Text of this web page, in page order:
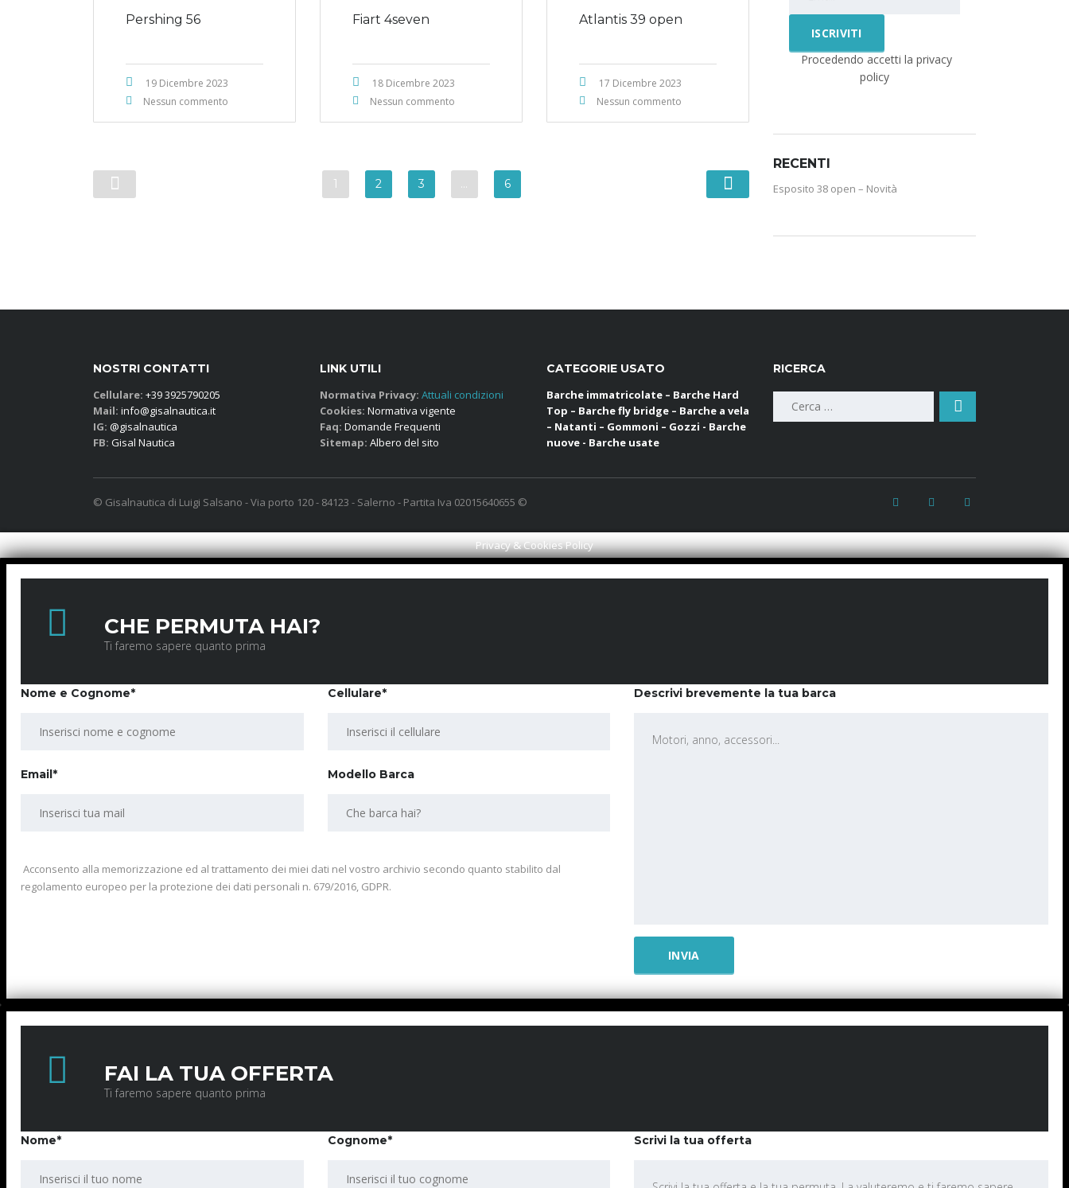
Pershing 56
19 Dicembre 2023
Nessun commento
Fiart 4seven
18 Dicembre 2023
Nessun commento
Atlantis 39 open
17 Dicembre 2023
Nessun commento
1 2 3 … 6
Procedendo accetti la privacy
policy
RECENTI
Esposito 38 open – Novità
NOSTRI CONTATTI
Cellulare: +39 3925790205
Mail: info@gisalnautica.it
IG: @gisalnautica
FB: Gisal Nautica
LINK UTILI
Normativa Privacy: Attuali condizioni
Cookies: Normativa vigente
Faq: Domande Frequenti
Sitemap: Albero del sito
CATEGORIE USATO
Barche immatricolate – Barche Hard
Top – Barche fly bridge – Barche a vela
– Natanti – Gommoni – Gozzi - Barche
nuove - Barche usate
RICERCA
Ricerca
© Gisalnautica di Luigi Salsano - Via porto 120 - 84123 - Salerno - Partita Iva 02015640655 ©
Privacy & Cookies Policy
CHE PERMUTA HAI?
Ti faremo sapere quanto prima
Nome e Cognome* Cellulare*
Email* Modello Barca
Acconsento alla memorizzazione ed al trattamento dei miei dati nel vostro archivio secondo quanto stabilito dal
regolamento europeo per la protezione dei dati personali n. 679/2016, GDPR.
Descrivi brevemente la tua barca
FAI LA TUA OFFERTA
Ti faremo sapere quanto prima
Nome* Cognome* Scrivi la tua offerta